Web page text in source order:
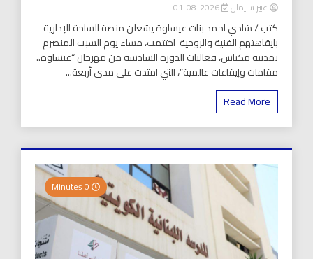
عبير سليمان 2026-08-01
كتب / شادي احمد بنات عيساوة يشعلن منصة الساحة الإدارية
بايقاهتهم الفنية والروحية اختتمت، مساء يوم السبت المنصرم
بمدينة مكناس، فعاليات الدورة السادسة من مهرجان “عيساوة..
مقامات وإيقاعات عالمية”، التي امتدت على مدى أربعة...
Read More